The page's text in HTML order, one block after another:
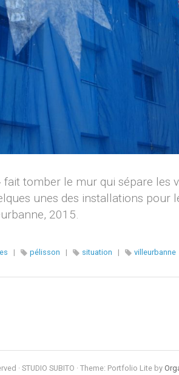
fait tomber le mur qui sépare les
unes des installations pour
2015.
| pélisson | situation | villeurbanne
· STUDIO SUBITO · Theme: Portfolio Lite by